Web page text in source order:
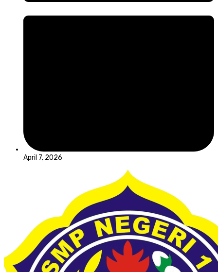
April 7, 2026